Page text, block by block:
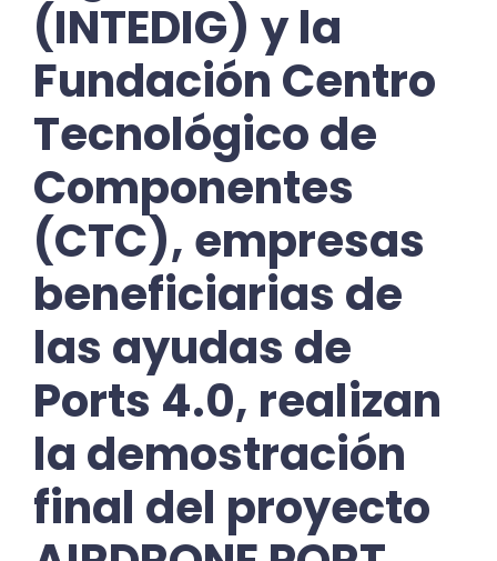
(INTEDIG) y la
Fundación Centro
Tecnológico de
Componentes
(CTC), empresas
beneficiarias de
las ayudas de
Ports 4.0, realizan
la demostración
final del proyecto